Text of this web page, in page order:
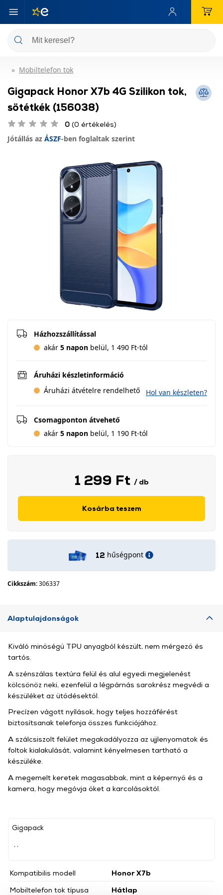
Mobiltelefon tok
Gigapack Honor X7b 4G Szilikon tok,
sötétkék (156038)
0 (0 értékelés)
Jótállás az ÁSZF-ben foglaltak szerint
Házhozszállítással
akár 5 napon belül, 1 490 Ft-tól
Áruházi készletinformáció
Áruházi átvételre rendelhető
Hol van készleten?
Csomagponton átvehető
akár 5 napon belül, 1 190 Ft-tól
1 299 Ft / db
Kosárba teszem
12 hűségpont
Cikkszám:306337
Alaptulajdonságok
Gigapack
Kompatibilis modell
Honor X7b
Mobiltelefon tok típusa
Hátlap
Kiváló minőségű TPU anyagból készült, nem mérgező és
tartós.
A szénszálas textúra felül és alul egyedi megjelenést
kölcsönöz neki, ezenfelül a légpárnás sarokrész megvédi a
készüléket az ütődésektől.
Precízen vágott nyílások, hogy teljes hozzáférést
biztosítsanak telefonja összes funkciójához.
A szálcsiszolt felület megakadályozza az ujjlenyomatok és
foltok kialakulását, valamint kényelmesen tartható a
készüléke.
A megemelt keretek magasabbak, mint a képernyő és a
kamera, hogy megóvja őket a karcolásoktól.